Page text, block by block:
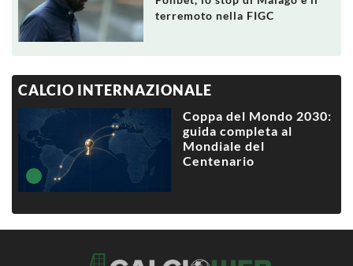
terremoto nella FIGC
CALCIO INTERNAZIONALE
Coppa del Mondo 2030:
guida completa al
Mondiale del
Centenario